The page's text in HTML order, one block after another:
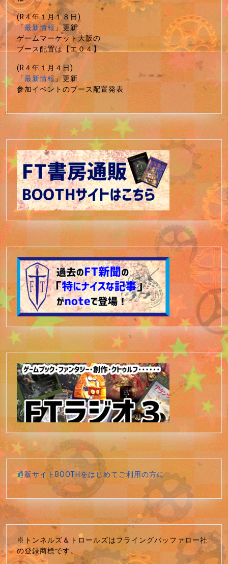
(R４年１月１８日)
「最新情報」更新
ゲームマーケット大阪の
ブース配置は【エ０４】
(R４年１月４日)
「最新情報」更新
参加イベントのブース配置発表
通販サイトBOOTHをはじめてご利用の方に
※トンネルズ＆トロールズはフライングバッファロー社
の登録商標です。